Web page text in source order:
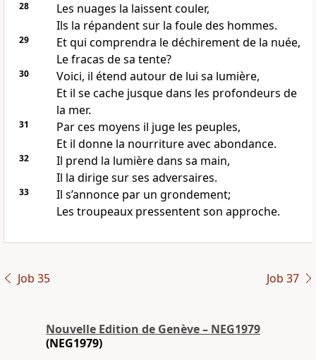
28
Les nuages la laissent couler,
Ils la répandent sur la foule des hommes.
29
Et qui comprendra le déchirement de la nuée,
Le fracas de sa tente?
30
Voici, il étend autour de lui sa lumière,
Et il se cache jusque dans les profondeurs de
la mer.
31
Par ces moyens il juge les peuples,
Et il donne la nourriture avec abondance.
32
Il prend la lumière dans sa main,
Il la dirige sur ses adversaires.
33
Il s’annonce par un grondement;
Les troupeaux pressentent son approche.
Job 35 Job 37
Nouvelle Edition de Genève – NEG1979
(NEG1979)